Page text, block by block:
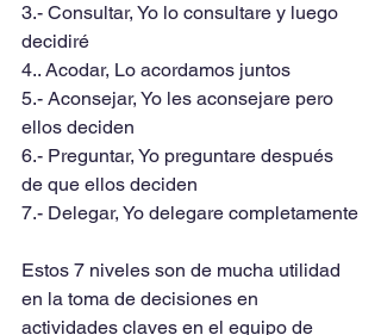
3.- Consultar, Yo lo consultare y luego
decidiré
4.. Acodar, Lo acordamos juntos
5.- Aconsejar, Yo les aconsejare pero
ellos deciden
6.- Preguntar, Yo preguntare después
de que ellos deciden
7.- Delegar, Yo delegare completamente
Estos 7 niveles son de mucha utilidad
en la toma de decisiones en
actividades claves en el equipo de